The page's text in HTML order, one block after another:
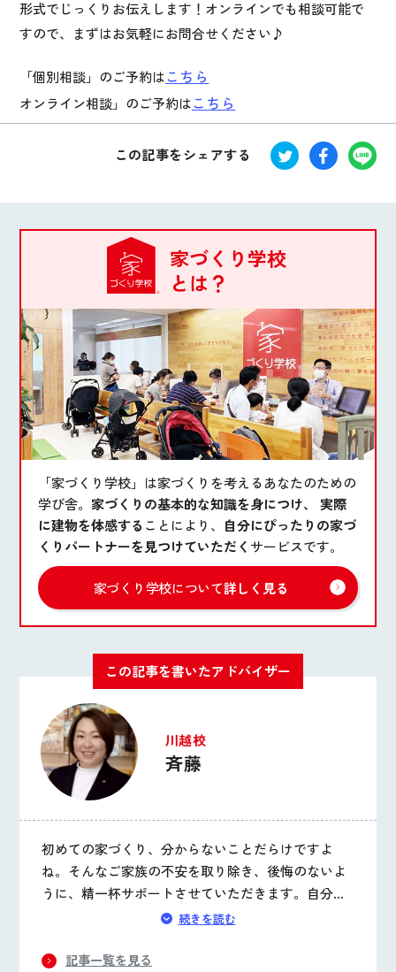
形式でじっくりお伝えします！オンラインでも相談可能で
すので、まずはお気軽にお問合せください♪
「個別相談」のご予約はこちら
オンライン相談」のご予約はこちら
この記事をシェアする
家づくり学校
とは？
「家づくり学校」は家づくりを考えるあなたのための
学び舎。 家づくりの基本的な知識を身につけ、 実際
に建物を体感する ことにより、 自分にぴったりの家づ
くりパートナーを見つけていただく サービスです。
家づくり学校について詳しく見る
この記事を書いたアドバイザー
川越校
斉藤
初めての家づくり、分からないことだらけですよ
ね。そんなご家族の不安を取り除き、後悔のないよ
うに、精一杯サポートさせていただきます。自分た
ちにぴったりの家づくりを見つけ、笑顔があふれる
続きを読む
記事一覧を見る